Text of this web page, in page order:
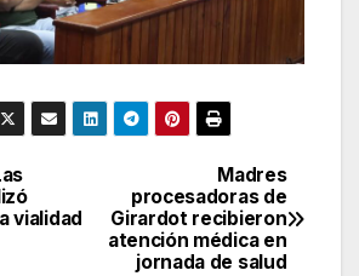
Madres
procesadoras de
Girardot recibieron
atención médica en
jornada de salud
vialidad